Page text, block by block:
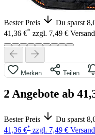
Bester Preis
Du sparst
41,36 €* zzgl. 7,49 €
Merken Teilen
2 Angebote ab
Bester Preis
Du sparst
41,36 €* zzgl. 7,49 € Versand